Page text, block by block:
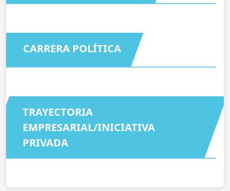
CARRERA POLÍTICA
TRAYECTORIA
EMPRESARIAL/INICIATIVA
PRIVADA